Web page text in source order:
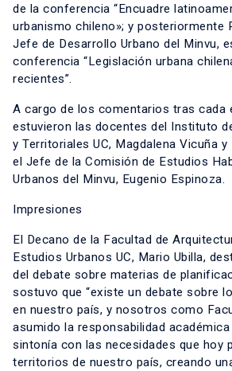
de la conferencia “Encuadre
urbanismo chileno»; y posteriormente
Jefe de Desarrollo Urbano del Minvu,
conferencia “Legislación urbana
recientes”.
A cargo de los comentarios tras cada
estuvieron las docentes del Instituto
y Territoriales UC, Magdalena Vicuña
el Jefe de la Comisión de Estudios
Urbanos del Minvu, Eugenio Espinoza.
Impresiones
El Decano de la Facultad de
Estudios Urbanos UC, Mario Ubilla,
del debate sobre materias de
sostuvo que “existe un debate sobre
en nuestro país, y nosotros como
asumido la responsabilidad
sintonía con las necesidades que hoy
territorios de nuestro país, creando